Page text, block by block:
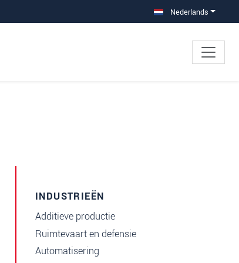
Nederlands
INDUSTRIEËN
Additieve productie
Ruimtevaart en defensie
Automatisering